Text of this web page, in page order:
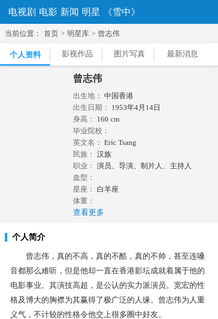
电视剧 电影 新闻 明星 《雪中》
当前位置： 首页 > 明星库 > 曾志伟
个人资料 影视作品 图片写真 最新消息
曾志伟
出生地：
中国香港
出生日期：
1953年4月14日
身高：
160 cm
毕业院校：
英文名：
Eric Tsang
民族：
汉族
职业：
演员、导演、制片人、主持人
血型：
星座：
白羊座
体重：
查看更多
个人简介
曾志伟，真的不高，真的不酷，真的不帅，甚至连嗓
音都那么难听，但是他却一直在香港影坛成就着属于他的
电影事业。其演技高超，是公认的实力派演员。宽宏的性
格及博大的胸襟为其赢得了极广泛的人缘。曾志伟为人重
义气，不计较的性格令他交上很多圈中好友。